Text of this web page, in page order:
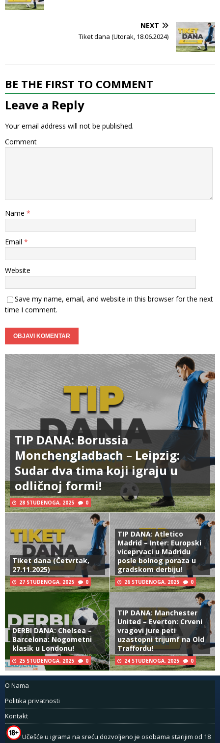
NEXT
Tiket dana (Utorak, 18.06.2024)
BE THE FIRST TO COMMENT
Leave a Reply
Your email address will not be published.
Comment
Name *
Email *
Website
Save my name, email, and website in this browser for the next
time I comment.
TIP DANA: Borussia
Monchengladbach – Leipzig:
Sudar dva tima koji igraju u
odličnoj formi!
28 STUDENOGA, 2025 0
Tiket dana (Četvrtak,
27.11.2025)
27 STUDENOGA, 2025 0
TIP DANA: Atletico
Madrid – Inter: Europski
viceprvaci u Madridu
posle bolnog poraza u
gradskom derbiju!
26 STUDENOGA, 2025 0
DERBI DANA: Chelsea –
Barcelona: Nogometni
klasik u Londonu!
25 STUDENOGA, 2025 0
TIP DANA: Manchester
United – Everton: Crveni
vragovi jure peti
uzastopni trijumf na Old
Traffordu!
24 STUDENOGA, 2025 0
O Nama
Politika privatnosti
Kontakt
Učešće u igrama na sreću dozvoljeno je osobama starijim od 18